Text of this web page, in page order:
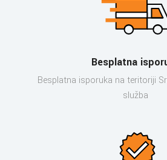
Besplatna
Besplatna isporuka na teritoriji
služba